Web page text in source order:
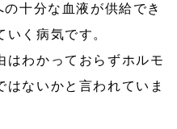
十分な血液が供給でき
く病気です。
はわかっておらずホルモ
はないかと言われていま